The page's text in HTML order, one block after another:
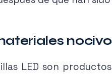
LED son